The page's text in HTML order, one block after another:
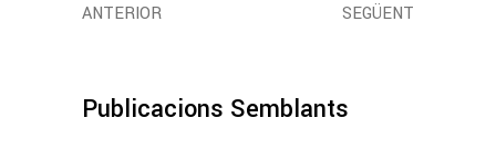
ANTERIOR SEGÜENT
Publicacions Semblants